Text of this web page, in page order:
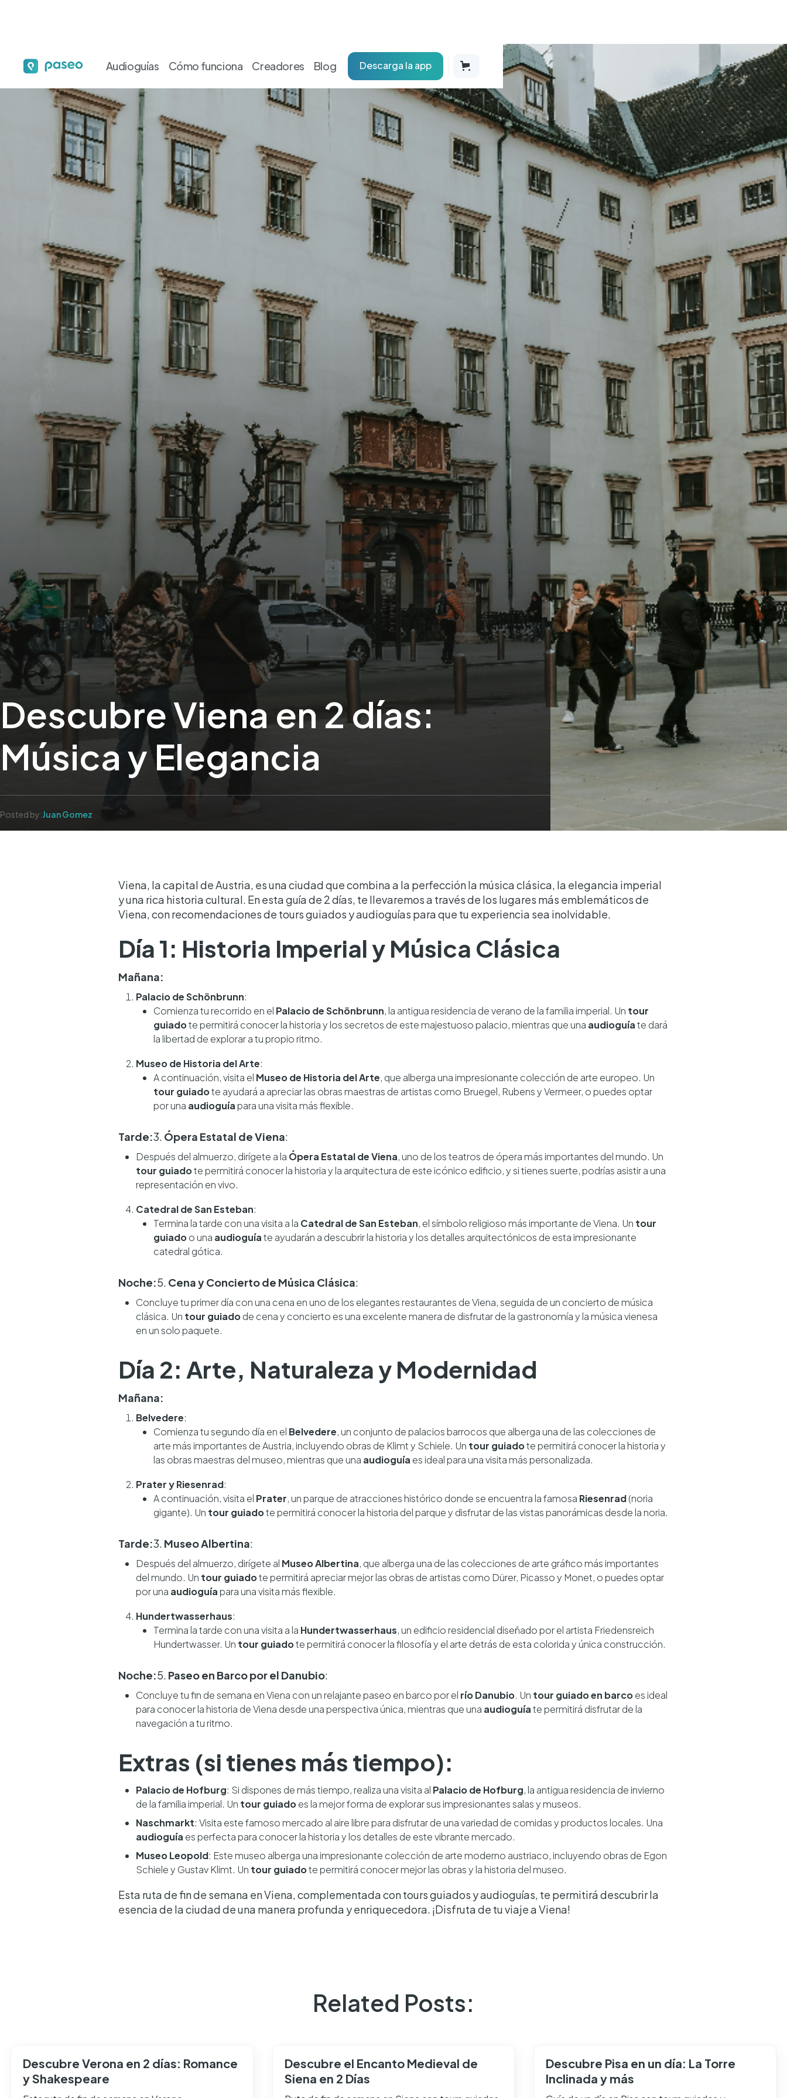
Audioguías Cómo funciona Creadores Blog Descarga la app
Descubre Viena en 2 días:
Música y Elegancia
Posted by:Juan Gomez
Viena, la capital de Austria, es una ciudad que combina a la perfección la música clásica, la elegancia imperial
y una rica historia cultural. En esta guía de 2 días, te llevaremos a través de los lugares más emblemáticos de
Viena, con recomendaciones de tours guiados y audioguías para que tu experiencia sea inolvidable.
Día 1: Historia Imperial y Música Clásica
Mañana:
Palacio de Schönbrunn:
Comienza tu recorrido en el Palacio de Schönbrunn, la antigua residencia de verano de la familia imperial. Un tour
guiadote permitirá conocer la historia y los secretos de este majestuoso palacio, mientras que una audioguíate dará
la libertad de explorar a tu propio ritmo.
Museo de Historia del Arte:
A continuación, visita el Museo de Historia del Arte, que alberga una impresionante colección de arte europeo. Un
tour guiadote ayudará a apreciar las obras maestras de artistas como Bruegel, Rubens y Vermeer, o puedes optar
por una audioguía para una visita más flexible.
Tarde:3. Ópera Estatal de Viena:
Después del almuerzo, dirígete a la Ópera Estatal de Viena, uno de los teatros de ópera más importantes del mundo. Un
tour guiadote permitirá conocer la historia y la arquitectura de este icónico edificio, y si tienes suerte, podrías asistir a una
representación en vivo.
Catedral de San Esteban:
Termina la tarde con una visita a la Catedral de San Esteban, el símbolo religioso más importante de Viena. Un tour
guiadoo una audioguíate ayudarán a descubrir la historia y los detalles arquitectónicos de esta impresionante
catedral gótica.
Noche:5. Cena y Concierto de Música Clásica:
Concluye tu primer día con una cena en uno de los elegantes restaurantes de Viena, seguida de un concierto de música
clásica. Un tour guiadode cena y concierto es una excelente manera de disfrutar de la gastronomía y la música vienesa
en un solo paquete.
Día 2: Arte, Naturaleza y Modernidad
Mañana:
Belvedere:
Comienza tu segundo día en el Belvedere, un conjunto de palacios barrocos que alberga una de las colecciones de
arte más importantes de Austria, incluyendo obras de Klimt y Schiele. Un tour guiadote permitirá conocer la historia y
las obras maestras del museo, mientras que una audioguía es ideal para una visita más personalizada.
Prater y Riesenrad:
A continuación, visita el Prater, un parque de atracciones histórico donde se encuentra la famosa Riesenrad(noria
gigante). Un tour guiadote permitirá conocer la historia del parque y disfrutar de las vistas panorámicas desde la noria.
Tarde:3. Museo Albertina:
Después del almuerzo, dirígete al Museo Albertina, que alberga una de las colecciones de arte gráfico más importantes
del mundo. Un tour guiadote permitirá apreciar mejor las obras de artistas como Dürer, Picasso y Monet, o puedes optar
por una audioguía para una visita más flexible.
Hundertwasserhaus:
Termina la tarde con una visita a la Hundertwasserhaus, un edificio residencial diseñado por el artista Friedensreich
Hundertwasser. Un tour guiadote permitirá conocer la filosofía y el arte detrás de esta colorida y única construcción.
Noche:5. Paseo en Barco por el Danubio:
Concluye tu fin de semana en Viena con un relajante paseo en barco por el río Danubio. Un tour guiado en barcoes ideal
para conocer la historia de Viena desde una perspectiva única, mientras que una audioguíate permitirá disfrutar de la
navegación a tu ritmo.
Extras (si tienes más tiempo):
Palacio de Hofburg: Si dispones de más tiempo, realiza una visita al Palacio de Hofburg, la antigua residencia de invierno
de la familia imperial. Un tour guiadoes la mejor forma de explorar sus impresionantes salas y museos.
Naschmarkt: Visita este famoso mercado al aire libre para disfrutar de una variedad de comidas y productos locales. Una
audioguía es perfecta para conocer la historia y los detalles de este vibrante mercado.
Museo Leopold: Este museo alberga una impresionante colección de arte moderno austriaco, incluyendo obras de Egon
Schiele y Gustav Klimt. Un tour guiadote permitirá conocer mejor las obras y la historia del museo.
Esta ruta de fin de semana en Viena, complementada con tours guiados y audioguías, te permitirá descubrir la
esencia de la ciudad de una manera profunda y enriquecedora. ¡Disfruta de tu viaje a Viena!
Related Posts:
Descubre Verona en 2 días: Romance
y Shakespeare
Descubre el Encanto Medieval de
Siena en 2 Días
Descubre Pisa en un día: La Torre
Inclinada y más